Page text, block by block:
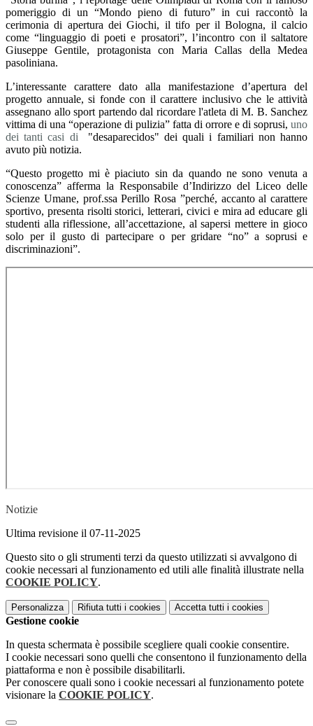
pomeriggio di un “Mondo pieno di futuro” in cui raccontò la
cerimonia di apertura dei Giochi, il tifo per il Bologna, il calcio
come “linguaggio di poeti e prosatori”, l’incontro con il saltatore
Giuseppe Gentile, protagonista con Maria Callas della Medea
pasoliniana.
L’interessante carattere dato alla manifestazione d’apertura del
progetto annuale, si fonde con il carattere inclusivo che le attività
assegnano allo sport partendo dal ricordare l'atleta di M. B. Sanchez
vittima di una “operazione di pulizia” fatta di orrore e di soprusi, uno
dei tanti casi di
"desaparecidos" dei quali i familiari non hanno
avuto più notizia.
“Questo progetto mi è piaciuto sin da quando ne sono venuta a
conoscenza” afferma la Responsabile d’Indirizzo del Liceo delle
Scienze Umane, prof.ssa Perillo Rosa ”perché, accanto al carattere
sportivo, presenta risolti storici, letterari, civici e mira ad educare gli
studenti alla riflessione, all’accettazione, al sapersi mettere in gioco
solo per il gusto di partecipare o per gridare “no” a soprusi e
discriminazioni”.
Notizie
Ultima revisione il 07-11-2025
Questo sito o gli strumenti terzi da questo utilizzati si avvalgono di
cookie necessari al funzionamento ed utili alle finalità illustrate nella
COOKIE POLICY.
Personalizza Rifiuta tutti i cookies Accetta tutti i cookies
Gestione cookie
In questa schermata è possibile scegliere quali cookie consentire.
I cookie necessari sono quelli che consentono il funzionamento della
piattaforma e non è possibile disabilitarli.
Per conoscere quali sono i cookie necessari al funzionamento potete
visionare la COOKIE POLICY.